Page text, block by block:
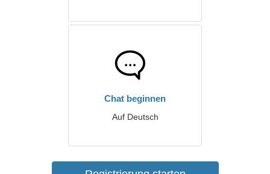
Chat beginnen
Auf Deutsch